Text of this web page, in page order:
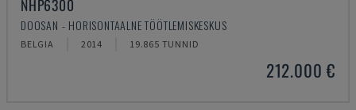
NHP6300
DOOSAN - HORISONTAALNE TÖÖTLEMISKESKUS
BELGIA 2014 19.865 TUNNID
212.000 €